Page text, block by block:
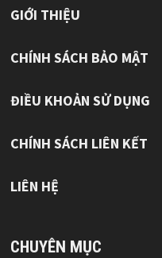
GIỚI THIỆU
CHÍNH SÁCH BẢO MẬT
ĐIỀU KHOẢN SỬ DỤNG
CHÍNH SÁCH LIÊN KẾT
LIÊN HỆ
CHUYÊN MỤC